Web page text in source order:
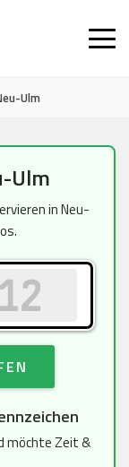
Ulm
Ulm
in Neu-
möchte Zeit &